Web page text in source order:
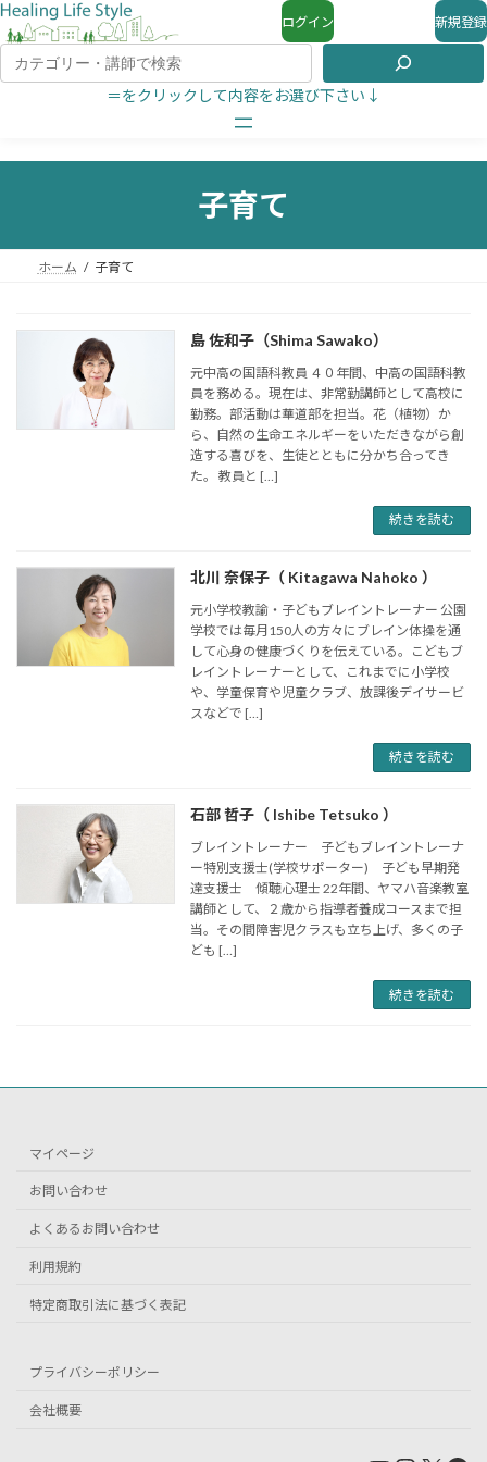
ログイン 新規登録
＝をクリックして内容をお選び下さい↓
子育て
ホーム 子育て
島 佐和子（Shima Sawako）
元中高の国語科教員 ４０年間、中高の国語科教
員を務める。現在は、非常勤講師として高校に
勤務。部活動は華道部を担当。花（植物）か
ら、自然の生命エネルギーをいただきながら創
造する喜びを、生徒とともに分かち合ってき
た。 教員と […]
続きを読む
北川 奈保子（ Kitagawa Nahoko ）
元小学校教諭・子どもブレイントレーナー 公園
学校では毎月150人の方々にブレイン体操を通
して心身の健康づくりを伝えている。こどもブ
レイントレーナーとして、これまでに小学校
や、学童保育や児童クラブ、放課後デイサービ
スなどで […]
続きを読む
石部 哲子（ Ishibe Tetsuko ）
ブレイントレーナー 子どもブレイントレーナ
ー特別支援士(学校サポーター) 子ども早期発
達支援士 傾聴心理士 22年間、ヤマハ音楽教室
講師として、２歳から指導者養成コースまで担
当。その間障害児クラスも立ち上げ、多くの子
ども […]
続きを読む
マイページ
お問い合わせ
よくあるお問い合わせ
利用規約
特定商取引法に基づく表記
プライバシーポリシー
会社概要